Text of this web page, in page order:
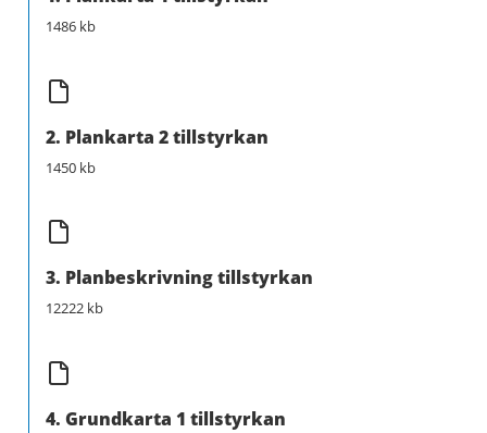
1486 kb
2. Plankarta 2 tillstyrkan
1450 kb
3. Planbeskrivning tillstyrkan
12222 kb
4. Grundkarta 1 tillstyrkan